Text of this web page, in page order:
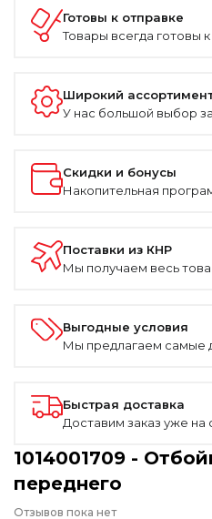
Готовы к отправке
Товары всегда готовы к
Широкий
У нас большой выбор
Скидки и бонусы
Накопительная
Поставки из КНР
Мы получаем весь
Выгодные условия
Мы предлагаем самые
Быстрая доставка
Доставим заказ уже на
1014001709 -
переднего
Отзывов пока нет